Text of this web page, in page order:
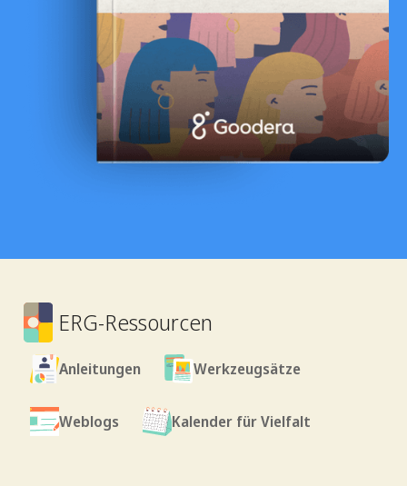
ERG-Ressourcen
Anleitungen Werkzeugsätze
Weblogs Kalender für Vielfalt